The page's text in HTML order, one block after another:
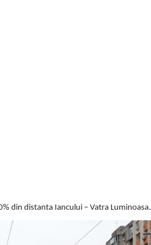
din distanta Iancului – Vatra Luminoasa.